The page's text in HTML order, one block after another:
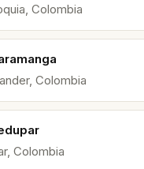
Colombia
Colombia
Colombia